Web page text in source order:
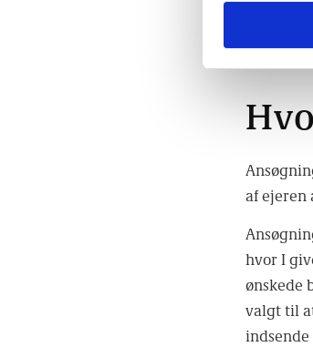
Man
af ejeren
hvor I
ønskede
valgt til